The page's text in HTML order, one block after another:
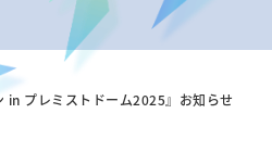
in プレミストドーム2025』お知らせ